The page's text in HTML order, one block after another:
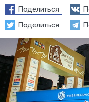
Поделиться
Поделиться